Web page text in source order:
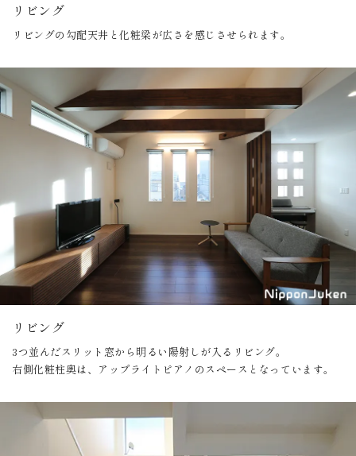
リビング
リビングの勾配天井と化粧梁が広さを感じさせられます。
リビング
3つ並んだスリット窓から明るい陽射しが入るリビング。
右側化粧柱奥は、アップライトピアノのスペースとなっています。